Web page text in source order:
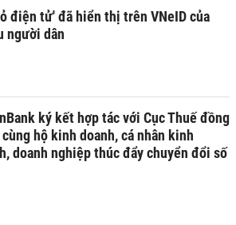
điện tử' đã hiển thị trên VNeID của
người dân
ký kết hợp tác với Cục Thuế đồng
cùng hộ kinh doanh, cá nhân kinh
doanh nghiệp thúc đẩy chuyển đổi số